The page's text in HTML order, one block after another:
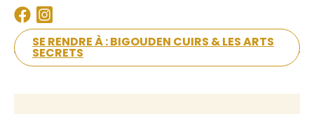
SE RENDRE À : BIGOUDEN CUIRS & LES ARTS
SECRETS